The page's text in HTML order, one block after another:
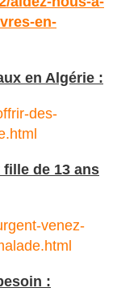
en-
en Algérie :
des-
fille de 13 ans
venez-
: